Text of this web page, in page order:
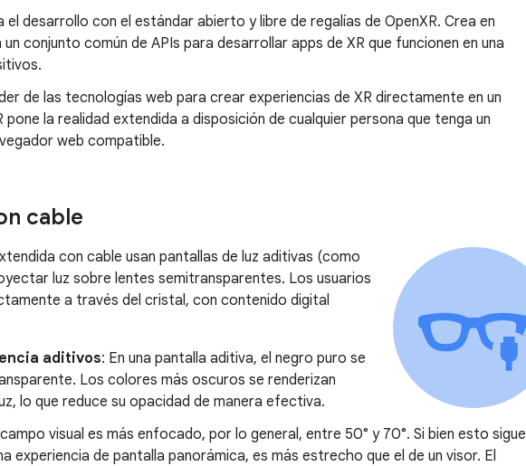
el desarrollo con el estándar abierto y libre de regalías de OpenXR. Crea en
conjunto común de APIs para desarrollar apps de XR que funcionen en una
de las tecnologías web para crear experiencias de XR directamente en un
pone la realidad extendida a disposición de cualquier persona que tenga un
web compatible.
cable
con cable usan pantallas de luz aditivas (como
luz sobre lentes semitransparentes. Los usuarios
a través del cristal, con contenido digital
aditivos: En una pantalla aditiva, el negro puro se
Los colores más oscuros se renderizan
lo que reduce su opacidad de manera efectiva.
visual es más enfocado, por lo general, entre 50° y 70°. Si bien esto sigue
experiencia de pantalla panorámica, es más estrecho que el de un visor. El